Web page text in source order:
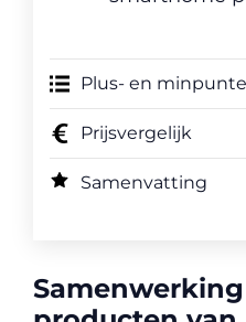
Plus- en
Prijsvergelijk
Samenvatting